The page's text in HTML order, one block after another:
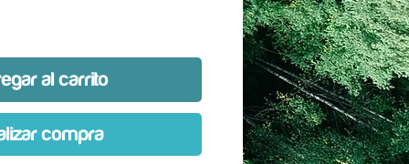
al carrito
compra